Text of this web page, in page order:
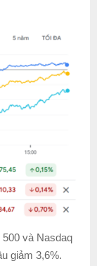
500 và Nasdaq
giảm 3,6%.